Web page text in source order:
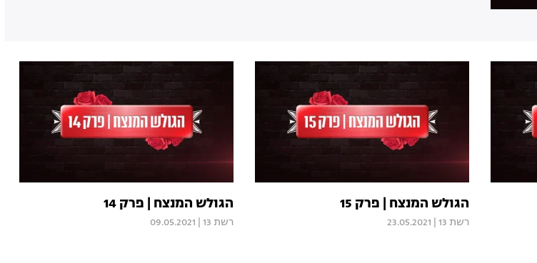
הגולש המנצח | פרק 15
רשת 13 23.05.2021
הגולש המנצח | פרק 14
רשת 13 09.05.2021